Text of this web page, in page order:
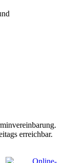
erreichbar.